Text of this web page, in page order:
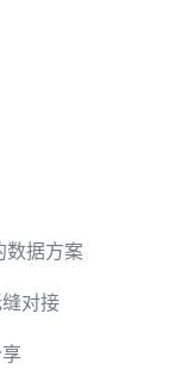
数据方案
对接